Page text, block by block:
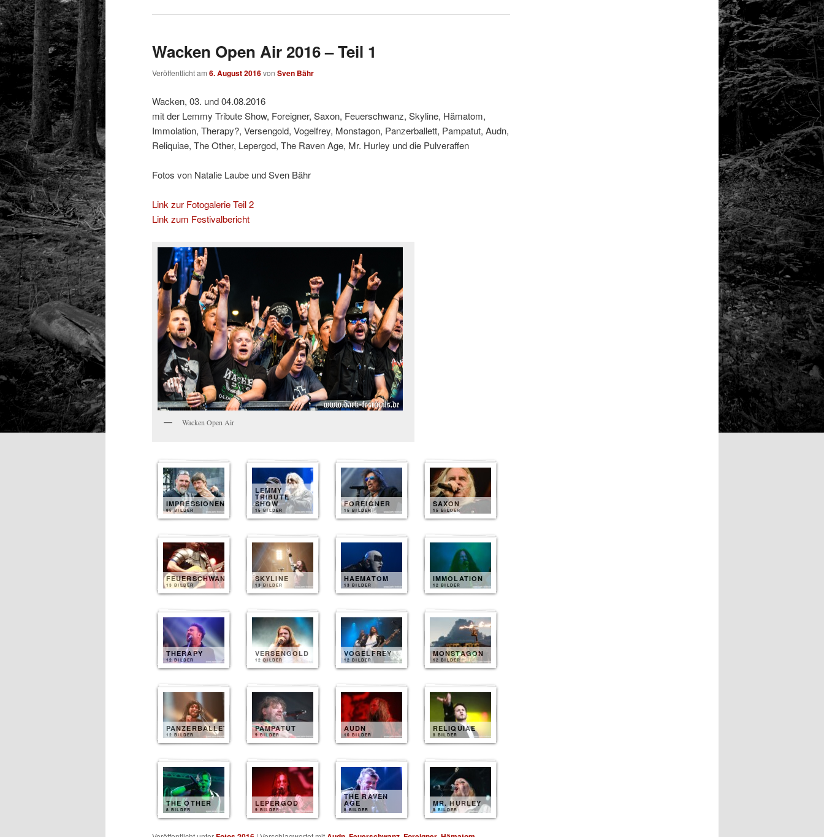
Wacken Open Air 2016 – Teil 1
Veröffentlicht am 6. August 2016von Sven Bähr
Wacken, 03. und 04.08.2016
mit der Lemmy Tribute Show, Foreigner, Saxon, Feuerschwanz, Skyline, Hämatom,
Immolation, Therapy?, Versengold, Vogelfrey, Monstagon, Panzerballett, Pampatut, Audn,
Reliquiae, The Other, Lepergod, The Raven Age, Mr. Hurley und die Pulveraffen
Fotos von Natalie Laube und Sven Bähr
Link zur Fotogalerie Teil 2
Link zum Festivalbericht
Wacken Open Air
IMPRESSIONEN
85 BILDER
LEMMY
TRIBUTE
SHOW
15 BILDER
FOREIGNER
15 BILDER
SAXON
15 BILDER
FEUERSCHWANZ
13 BILDER
SKYLINE
13 BILDER
HAEMATOM
13 BILDER
IMMOLATION
12 BILDER
THERAPY
12 BILDER
VERSENGOLD
12 BILDER
VOGELFREY
12 BILDER
MONSTAGON
12 BILDER
PANZERBALLETT
12 BILDER
PAMPATUT
9 BILDER
AUDN
10 BILDER
RELIQUIAE
8 BILDER
THE OTHER
8 BILDER
LEPERGOD
9 BILDER
THE RAVEN
AGE
8 BILDER
MR. HURLEY
8 BILDER